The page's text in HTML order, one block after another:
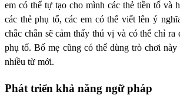
em có thể tự tạo cho mình các thẻ tiền tố và
các thẻ phụ tố, các em có thể viết lên ý
chắc chắn sẽ cảm thấy thú vị và có thể chỉ ra
phụ tố. Bố mẹ cũng có thể dùng trò chơi
nhiều từ mới.
Phát triển khả năng ngữ pháp